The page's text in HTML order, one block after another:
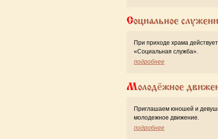
Социальное
При приходе храма действует
«Cоциальная служба».
подробнее
Молодёжное
Приглашаем юношей и
молодежное движение.
подробнее